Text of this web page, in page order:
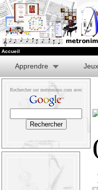
Accueil
Apprendre Jeux
Rechercher sur metronimo.com avec